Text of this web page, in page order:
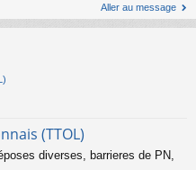
Aller au message
(TTOL)
diverses, barrieres de PN,